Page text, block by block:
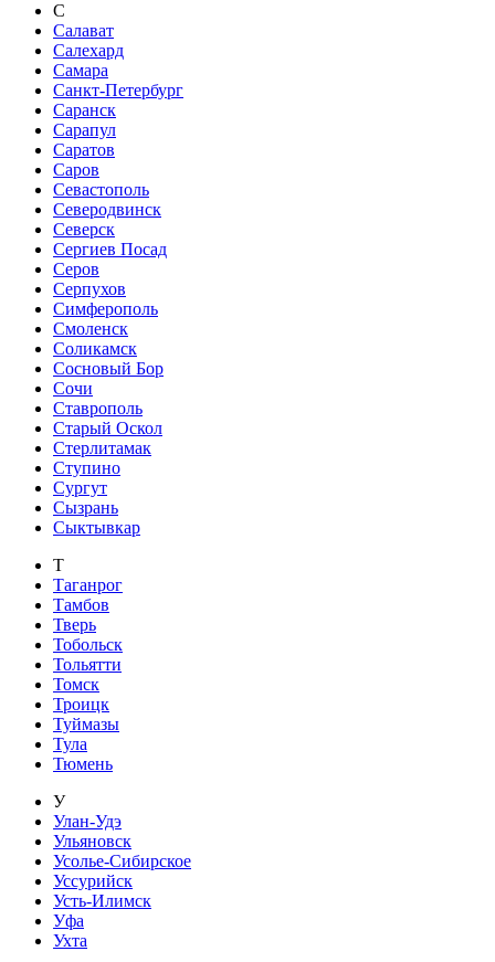
С
Салават
Салехард
Самара
Санкт-Петербург
Саранск
Сарапул
Саратов
Саров
Севастополь
Северодвинск
Северск
Сергиев Посад
Серов
Серпухов
Симферополь
Смоленск
Соликамск
Сосновый Бор
Сочи
Ставрополь
Старый Оскол
Стерлитамак
Ступино
Сургут
Сызрань
Сыктывкар
Т
Таганрог
Тамбов
Тверь
Тобольск
Тольятти
Томск
Троицк
Туймазы
Тула
Тюмень
У
Улан-Удэ
Ульяновск
Усолье-Сибирское
Уссурийск
Усть-Илимск
Уфа
Ухта